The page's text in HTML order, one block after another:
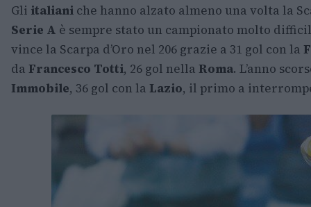
Gli italiani che hanno alzato almeno una volta la
Serie A è sempre stato un campionato molto
vince la Scarpa d’Oro nel 206 grazie a 31 gol con la
da Francesco Totti, 26 gol nella Roma. L’anno
Immobile, 36 gol con la Lazio, il primo a